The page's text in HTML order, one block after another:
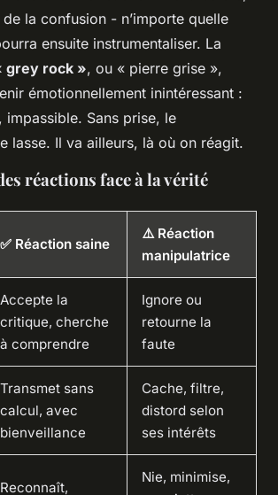
la confusion - n’importe quelle
ensuite instrumentaliser. La
grey rock », ou « pierre grise »,
émotionnellement inintéressant :
impassible. Sans prise, le
lasse. Il va ailleurs, là où on réagit.
réactions face à la vérité
✅ Réaction saine
⚠️ Réaction
manipulatrice
Accepte la
critique, cherche
à comprendre
Ignore ou
retourne la
faute
Transmet sans
calcul, avec
bienveillance
Cache, filtre,
distord selon
ses intérêts
Reconnaît,
Nie, minimise,